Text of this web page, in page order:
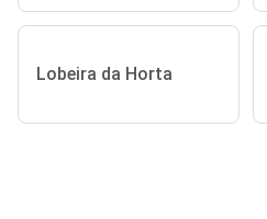
Lobeira da Horta